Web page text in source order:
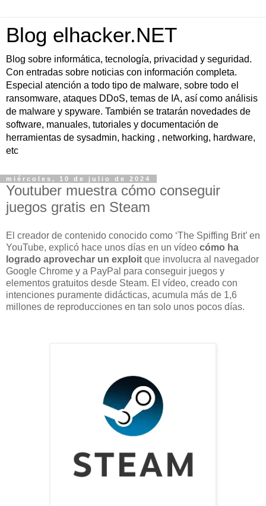
Blog elhacker.NET
Blog sobre informática, tecnología, privacidad y seguridad.
Con entradas sobre noticias con información completa.
Especial atención a todo tipo de malware, sobre todo el
ransomware, ataques DDoS, temas de IA, así como análisis
de malware y spyware. También se tratarán novedades de
software, manuales, tutoriales y documentación de
herramientas de sysadmin, hacking , networking, hardware,
etc
miércoles, 10 de julio de 2024
Youtuber muestra cómo conseguir
juegos gratis en Steam
El creador de contenido conocido como ‘The Spiffing Brit’ en
YouTube, explicó hace unos días en un vídeo cómo ha
logrado aprovechar un exploit que involucra al navegador
Google Chrome y a PayPal para conseguir juegos y
elementos gratuitos desde Steam. El vídeo, creado con
intenciones puramente didácticas, acumula más de 1,6
millones de reproducciones en tan solo unos pocos días.